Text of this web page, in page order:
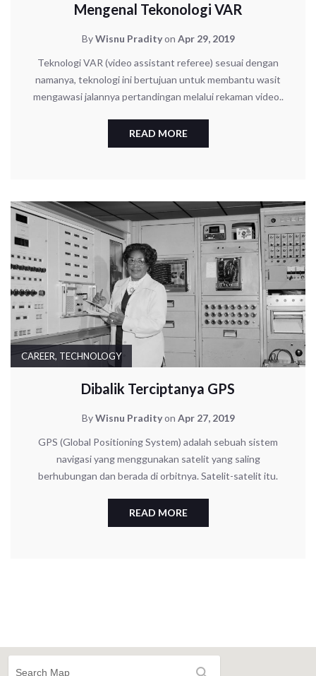
Mengenal Tekonologi VAR
ByWisnu Pradity on Apr 29, 2019
Teknologi VAR (video assistant referee) sesuai dengan
namanya, teknologi ini bertujuan untuk membantu wasit
mengawasi jalannya pertandingan melalui rekaman video..
READ MORE
CAREER, TECHNOLOGY
Dibalik Terciptanya GPS
ByWisnu Pradity on Apr 27, 2019
GPS (Global Positioning System) adalah sebuah sistem
navigasi yang menggunakan satelit yang saling
berhubungan dan berada di orbitnya. Satelit-satelit itu.
READ MORE